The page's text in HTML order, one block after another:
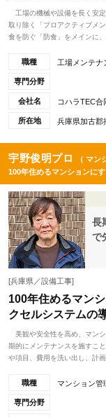
工場の機械や設備を長く安
取り除く「プロアクティブメ
食を防ぐ「防食」をメインに、
職種 工場メンテナ
専門分野
会社名 コハラTEC合
所在地 兵庫県加古郡
宇野俊明プロ
（ マン
100年住めるマンションに
長
で
[兵庫県／設備工事]
100年住めるマン
クセルシステムの
美観や安全性を高め、マン
期的にメンテナンスを施すこ
や項目、費用を洗い出し、計画
職種 マンション管
専門分野